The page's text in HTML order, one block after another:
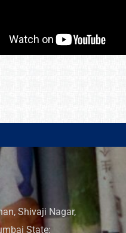
Shivaji Nagar,
State: